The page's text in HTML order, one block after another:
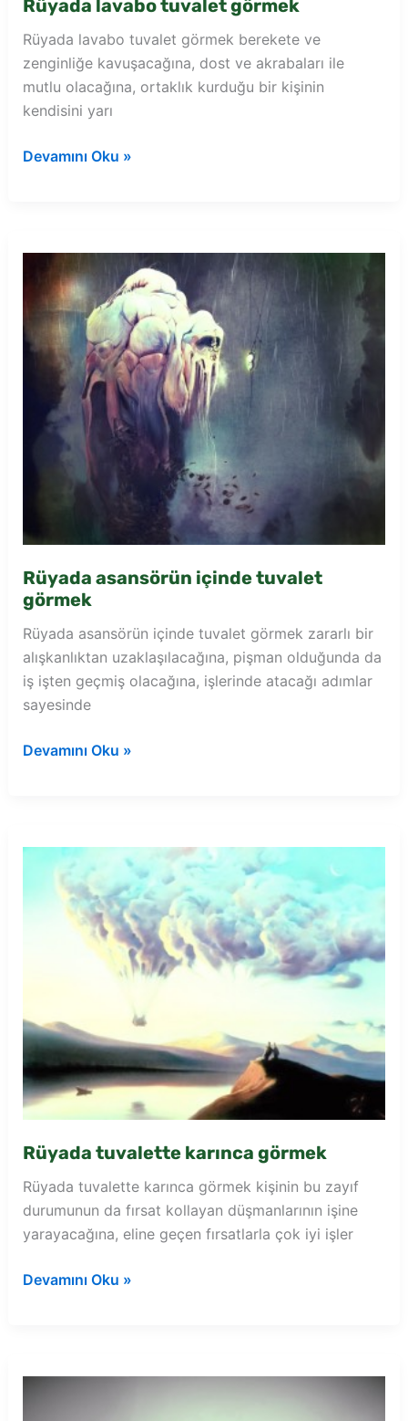
Rüyada lavabo tuvalet görmek
Rüyada lavabo tuvalet görmek berekete ve
zenginliğe kavuşacağına, dost ve akrabaları ile
mutlu olacağına, ortaklık kurduğu bir kişinin
kendisini yarı
Rüyada
Devamını Oku »
Rüyada asansörün içinde tuvalet
görmek
Rüyada asansörün içinde tuvalet görmek zararlı bir
alışkanlıktan uzaklaşılacağına, pişman olduğunda da
iş işten geçmiş olacağına, işlerinde atacağı adımlar
sayesinde
Rüyada
görmek
Devamını Oku »
Rüyada tuvalette karınca görmek
Rüyada tuvalette karınca görmek kişinin bu zayıf
durumunun da fırsat kollayan düşmanlarının işine
yarayacağına, eline geçen fırsatlarla çok iyi işler
Rüyada
Devamını Oku »